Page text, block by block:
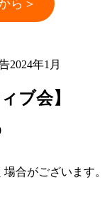
ら ＞
ブ会】
合がございます。